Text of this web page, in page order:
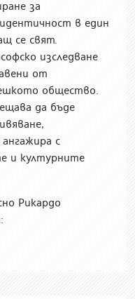
за
в един
се свят.
изследване
от
общество.
да бъде
с
и културните
Рикардо